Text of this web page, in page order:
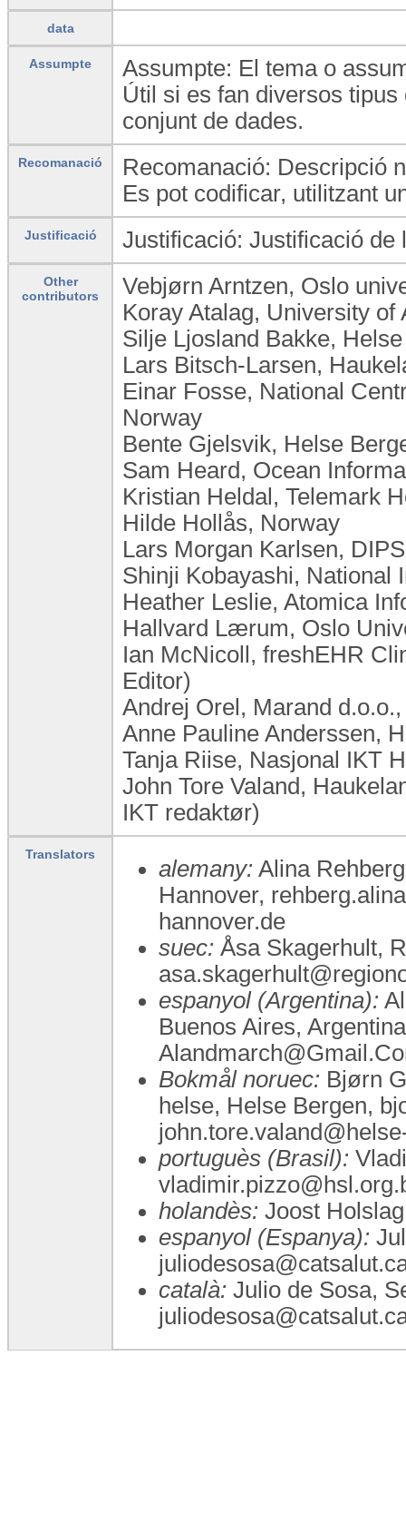
data
Assumpte
Assumpte: El tema o
Útil si es fan diversos
conjunt de dades.
Recomanació
Recomanació: Descripció
Es pot codificar, utilitzant
Justificació Justificació: Justificació de
Other
contributors
Vebjørn Arntzen, Oslo
Koray Atalag, University of
Silje Ljosland Bakke,
Lars Bitsch-Larsen,
Einar Fosse, National
Norway
Bente Gjelsvik, Helse
Sam Heard, Ocean
Kristian Heldal, Telemark
Hilde Hollås, Norway
Lars Morgan Karlsen,
Shinji Kobayashi, National
Heather Leslie, Atomica
Hallvard Lærum, Oslo
Ian McNicoll, freshEHR
Editor)
Andrej Orel, Marand
Anne Pauline Anderssen,
Tanja Riise, Nasjonal IKT
John Tore Valand,
IKT redaktør)
Translators
alemany: Alina
Hannover,
hannover.de
suec: Åsa Skagerhult,
espanyol (Argentina):
Buenos Aires,
Bokmål noruec: Bjørn
helse, Helse Bergen,
portuguès (Brasil):
holandès: Joost
espanyol (Espanya):
català: Julio de Sosa,